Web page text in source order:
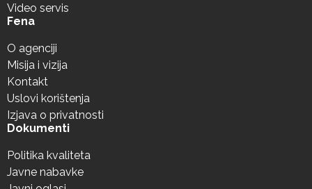
Video servis
Fena
O agenciji
Misija i vizija
Kontakt
Uslovi korištenja
Izjava o privatnosti
Dokumenti
Politika kvaliteta
Javne nabavke